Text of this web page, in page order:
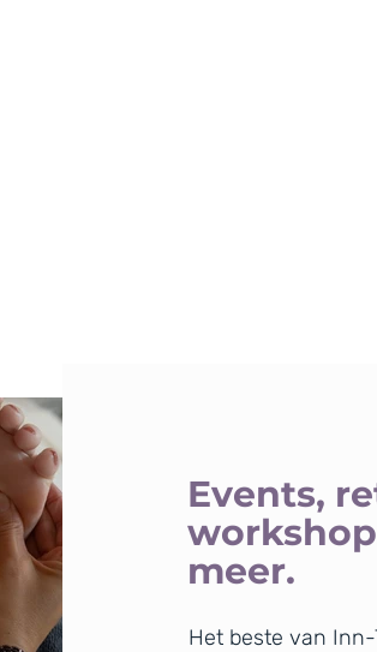
Events,
meer.
Het beste van